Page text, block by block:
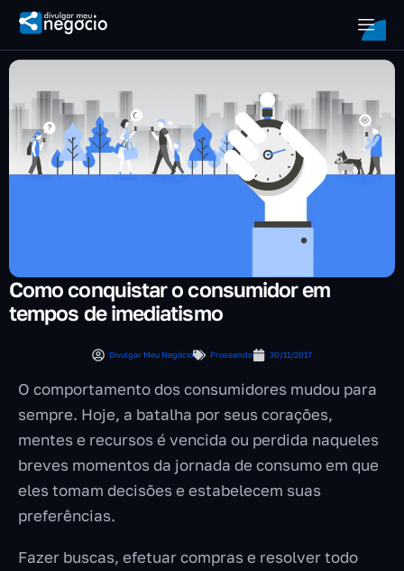
Como conquistar o consumidor em
tempos de imediatismo
Divulgar Meu Negócio Proseando 30/11/2017
O comportamento dos consumidores mudou para
sempre. Hoje, a batalha por seus corações,
mentes e recursos é vencida ou perdida naqueles
breves momentos da jornada de consumo em que
eles tomam decisões e estabelecem suas
preferências.
Fazer buscas, efetuar compras e resolver todo